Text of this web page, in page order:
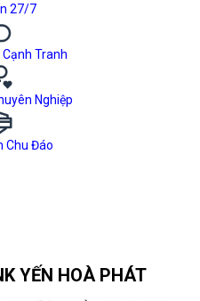
27/7
Cạnh Tranh
Nghiệp
Chu Đáo
YẾN HOÀ PHÁT